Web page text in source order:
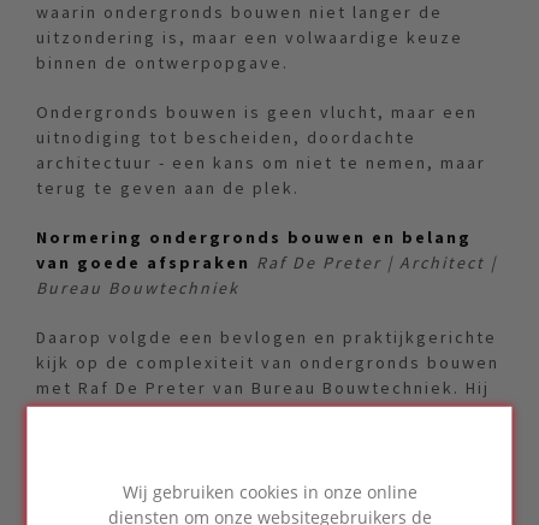
Wij gebruiken cookies in onze online
diensten om onze websitegebruikers de
waarin ondergronds bouwen niet langer de
uitzondering is, maar een volwaardige keuze
binnen de ontwerpopgave.
Ondergronds bouwen is geen vlucht, maar een
uitnodiging tot bescheiden, doordachte
architectuur - een kans om niet te nemen, maar
terug te geven aan de plek.
Normering ondergronds bouwen en belang
van goede afspraken Raf De Preter | Architect |
Bureau Bouwtechniek
Daarop volgde een bevlogen en praktijkgerichte
kijk op de complexiteit van ondergronds bouwen
met Raf De Preter van Bureau Bouwtechniek. Hij
legde uit dat een gebrek aan heldere afspraken
variatie in gebruik (van parkeergarages tot
technische ruimtes) vraagt om verschillende